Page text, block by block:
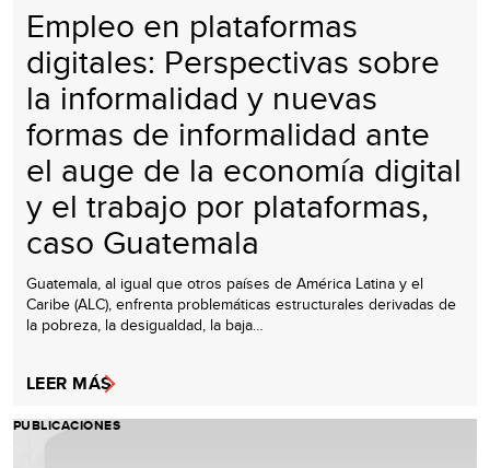
Empleo en plataformas
digitales: Perspectivas sobre
la informalidad y nuevas
formas de informalidad ante
el auge de la economía digital
y el trabajo por plataformas,
caso Guatemala
Guatemala, al igual que otros países de América Latina y el
Caribe (ALC), enfrenta problemáticas estructurales derivadas de
la pobreza, la desigualdad, la baja…
LEER MÁS
PUBLICACIONES